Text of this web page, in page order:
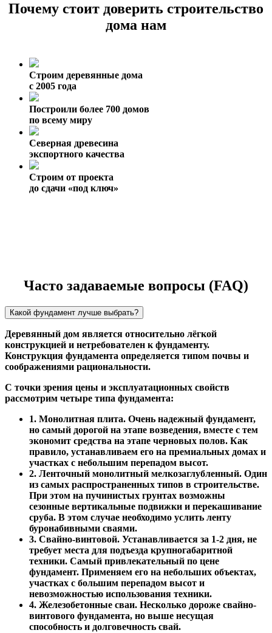
Почему стоит доверить строительство
дома нам
Строим деревянные дома
с 2005 года
Построили более 700 домов
по всему миру
Северная древесина
экспортного качества
Строим от проекта
до сдачи «под ключ»
Часто задаваемые вопросы (FAQ)
Какой фундамент лучше выбрать?
Деревянный дом является относительно лёгкой
конструкцией и нетребователен к фундаменту.
Конструкция фундамента определяется типом почвы и
соображениями рациональности.
С точки зрения цены и эксплуатационных свойств
рассмотрим четыре типа фундамента:
1. Монолитная плита. Очень надежный фундамент,
но самый дорогой на этапе возведения, вместе с тем
экономит средства на этапе черновых полов. Как
правило, устанавливаем его на премиальных домах и
участках с небольшим перепадом высот.
2. Ленточный монолитный мелкозаглубленный. Один
из самых распространенных типов в строительстве.
При этом на пучинистых грунтах возможны
сезонные вертикальные подвижки и перекашивание
сруба. В этом случае необходимо услить ленту
буронабивными сваями.
3. Свайно-винтовой. Устанавливается за 1-2 дня, не
требует места для подъезда крупногабаритной
техники. Самый привлекательный по цене
фундамент. Применяем его на небольших объектах,
участках с большим перепадом высот и
невозможностью использования техники.
4. Железобетонные сваи. Несколько дороже свайно-
винтового фундамента, но выше несущая
способность и долговечность свай.